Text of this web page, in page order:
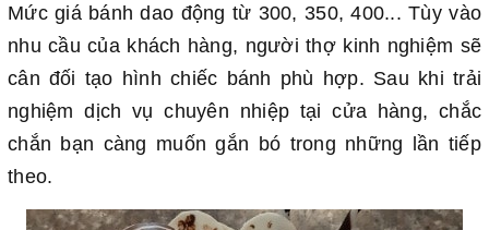
Mức giá bánh dao động từ 300, 350, 400... Tùy vào
nhu cầu của khách hàng, người thợ kinh nghiệm sẽ
cân đối tạo hình chiếc bánh phù hợp. Sau khi trải
nghiệm dịch vụ chuyên nhiệp tại cửa hàng, chắc
chắn bạn càng muốn gắn bó trong những lần tiếp
theo.